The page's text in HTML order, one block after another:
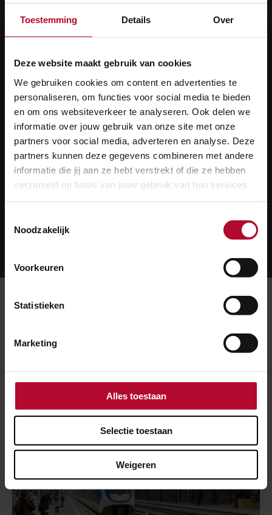
Toestemming Details Over
Deze website maakt gebruik van cookies
We gebruiken cookies om content en advertenties te
personaliseren, om functies voor social media te bieden
en om ons websiteverkeer te analyseren. Ook delen we
informatie over jouw gebruik van onze site met onze
partners voor social media, adverteren en analyse. Deze
partners kunnen deze gegevens combineren met andere
informatie die jij aan ze hebt verstrekt of die ze hebben
verzameld op basis van jouw gebruik van hun services.
Noodzakelijk
Voorkeuren
Statistieken
Marketing
Alles toestaan
Selectie toestaan
Weigeren
Voor 't spoor van
morgen
Hoe leg je uit dat tijdelijke hinder nodig is voor
blijvende vooruitgang? Die vraag staat centraal
in 'Voor 't spoor van morgen', de nieuwe campagne
van ProRail. Met de campagne wil de spoorbeheerder
reizigers meer inzicht geven in het werk achter de
schermen en laten zien wat werkzaamheden vandaag
Lees meer over de campagne
de
Meer over:
Meer nieuws